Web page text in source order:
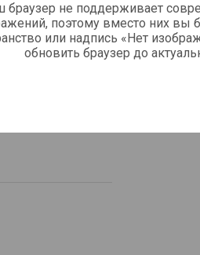
браузер не поддерживает
поэтому вместо них вы
или надпись «Нет
обновить браузер до